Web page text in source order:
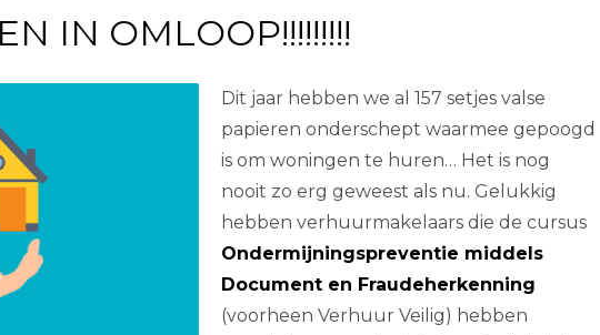
IN OMLOOP!!!!!!!!!
Dit jaar hebben we al 157 setjes valse
papieren onderschept waarmee gepoogd
is om woningen te huren… Het is nog
nooit zo erg geweest als nu. Gelukkig
hebben verhuurmakelaars die de cursus
Ondermijningspreventie middels
Document en Fraudeherkenning
(voorheen Verhuur Veilig) hebben